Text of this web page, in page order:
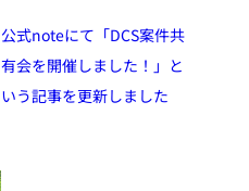
公式noteにて「DCS案件共
有会を開催しました！」と
いう記事を更新しました